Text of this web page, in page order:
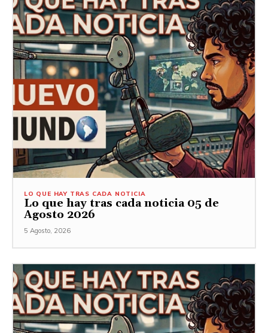
LO QUE HAY TRAS CADA NOTICIA
Lo que hay tras cada noticia 05 de
Agosto 2026
5 Agosto, 2026